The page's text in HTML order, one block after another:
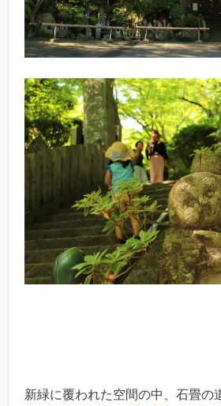
新緑に覆われた空間の中、石畳の